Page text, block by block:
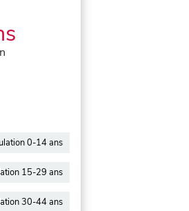
0-14 ans
15-29 ans
30-44 ans